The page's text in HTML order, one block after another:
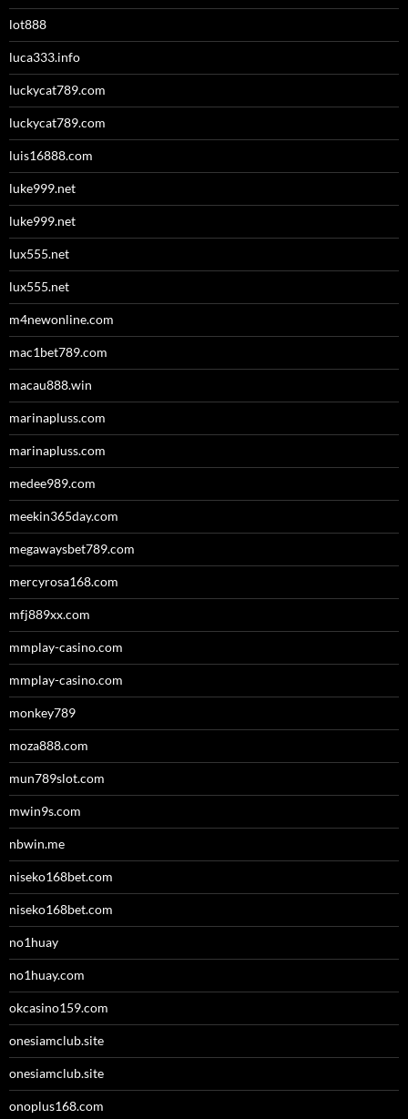
lot888
luca333.info
luckycat789.com
luckycat789.com
luis16888.com
luke999.net
luke999.net
lux555.net
lux555.net
m4newonline.com
mac1bet789.com
macau888.win
marinapluss.com
marinapluss.com
medee989.com
meekin365day.com
megawaysbet789.com
mercyrosa168.com
mfj889xx.com
mmplay-casino.com
mmplay-casino.com
monkey789
moza888.com
mun789slot.com
mwin9s.com
nbwin.me
niseko168bet.com
niseko168bet.com
no1huay
no1huay.com
okcasino159.com
onesiamclub.site
onesiamclub.site
onoplus168.com